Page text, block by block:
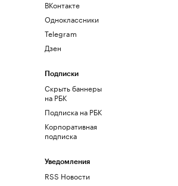
ВКонтакте
Одноклассники
Telegram
Дзен
Подписки
Скрыть баннеры
на РБК
Подписка на РБК
Корпоративная
подписка
Уведомления
RSS Новости